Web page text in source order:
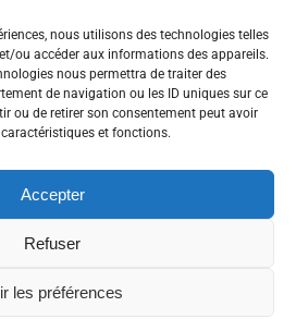
nous utilisons des technologies telles
ou accéder aux informations des appareils.
nous permettra de traiter des
de navigation ou les ID uniques sur ce
ou de retirer son consentement peut avoir
et fonctions.
Accepter
Refuser
les préférences
© 2023 |Mentions légales
Photos parOmbre et Matière - Photographe